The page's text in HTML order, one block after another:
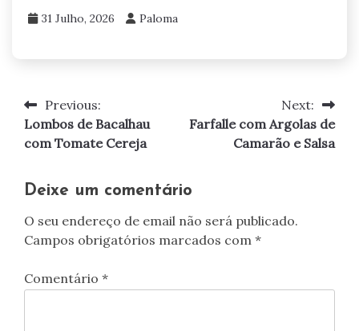
31 Julho, 2026 Paloma
Navegação
de
Previous:
Lombos de Bacalhau
com Tomate Cereja
Next:
Farfalle com Argolas de
Camarão e Salsa
Deixe um comentário
O seu endereço de email não será publicado.
Campos obrigatórios marcados com *
Comentário *